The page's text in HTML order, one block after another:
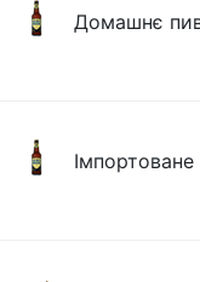
Домашнє